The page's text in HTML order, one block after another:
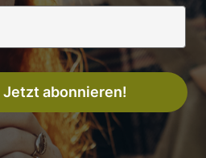
Jetzt abonnieren!